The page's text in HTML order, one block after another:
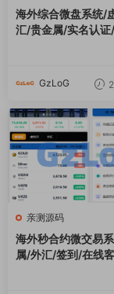
海外综合微盘系统/
汇/贵金属/实名认证
GzLoG
亲测源码
海外秒合约微交易
属/外汇/签到/在线